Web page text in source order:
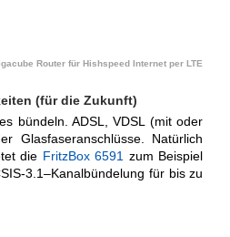
Router für Hishspeed Internet per LTE
(für die Zukunft)
bündeln. ADSL, VDSL (mit oder
Glasfaseranschlüsse. Natürlich
die FritzBox 6591 zum Beispiel
3.1–Kanalbündelung für bis zu